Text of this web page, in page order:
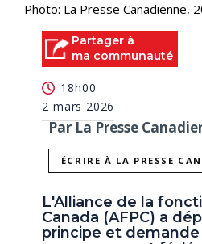
Photo: La Presse Canadienne,
Partager à
ma communauté
18h00
2 mars 2026
Par La Presse
ÉCRIRE À LA PRESSE
L'Alliance de la
Canada (AFPC) a
principe et demande